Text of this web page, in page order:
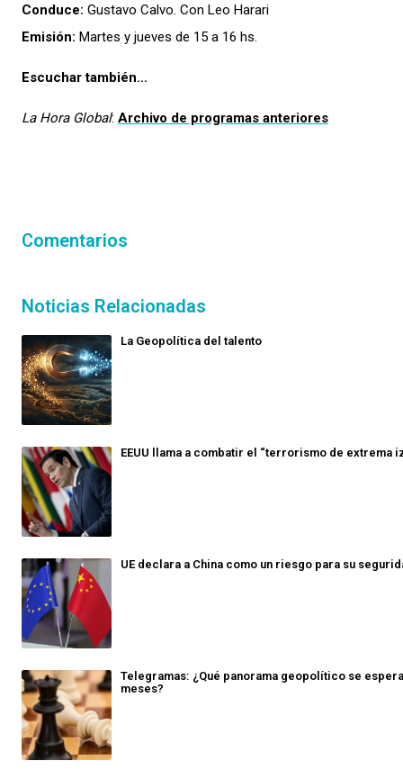
Conduce: Gustavo Calvo. Con Leo Harari
Emisión: Martes y jueves de 15 a 16 hs.
Escuchar también…
La Hora Global: Archivo de programas anteriores
Comentarios
Noticias Relacionadas
La Geopolítica del talento
EEUU llama a combatir el “terrorismo de extrema
UE declara a China como un riesgo para su
Telegramas: ¿Qué panorama geopolítico se
meses?